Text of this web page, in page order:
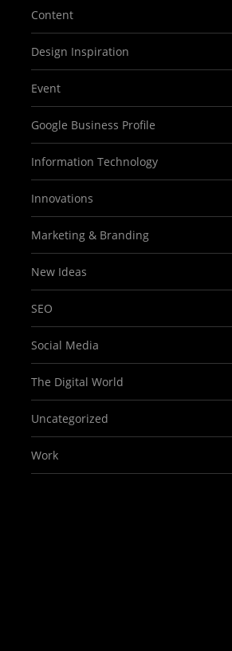
Content
Design Inspiration
Event
Google Business Profile
Information Technology
Innovations
Marketing & Branding
New Ideas
SEO
Social Media
The Digital World
Uncategorized
Work